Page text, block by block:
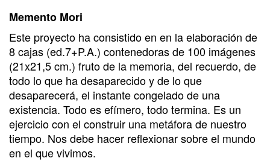
Memento Mori
Este proyecto ha consistido en en la elaboración de
8 cajas (ed.7+P.A.) contenedoras de 100 imágenes
(21x21,5 cm.) fruto de la memoria, del recuerdo, de
todo lo que ha desaparecido y de lo que
desaparecerá, el instante congelado de una
existencia. Todo es efímero, todo termina. Es un
ejercicio con el construir una metáfora de nuestro
tiempo. Nos debe hacer reflexionar sobre el mundo
en el que vivimos.